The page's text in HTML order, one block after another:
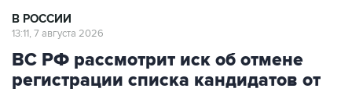
ВС РФ рассмотрит иск об отмене
регистрации списка кандидатов от
"Яблока" на выборы в Думу